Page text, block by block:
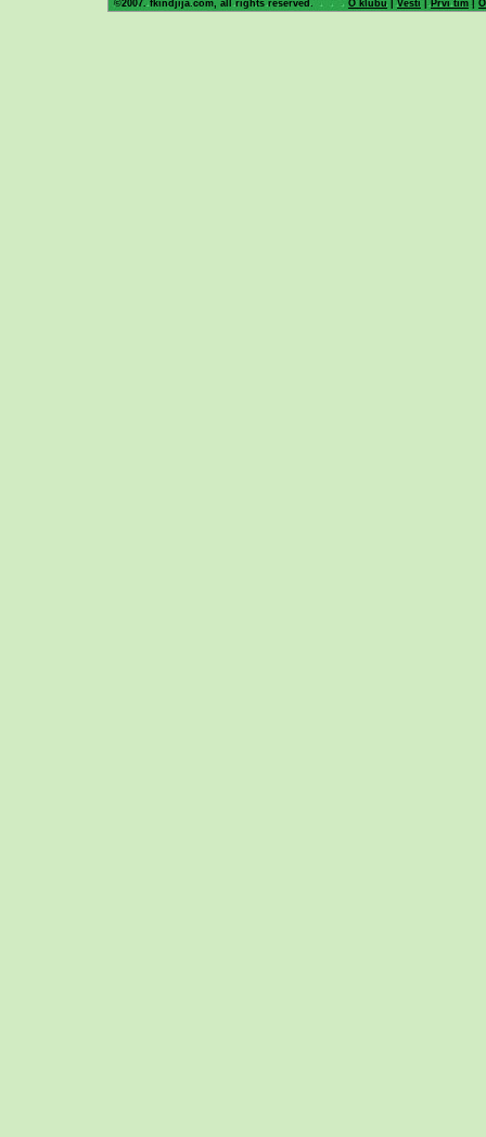
©2007. fkindjija.com, all rights reserved. O klubu |Vesti | Prvi tim |